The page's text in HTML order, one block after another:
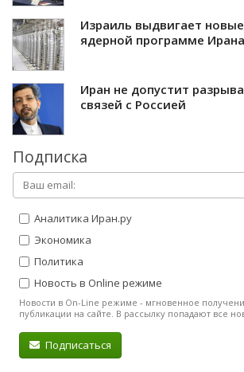
Израиль выдвигает
ядерной программе Ирана
Иран не допустит
связей с Россией
Подписка
Аналитика Иран.ру
Экономика
Политика
Новость в Online режиме
Новости в On-Line режиме - мгновенное
публикации на сайте. В рассылку попадают все
Подписаться